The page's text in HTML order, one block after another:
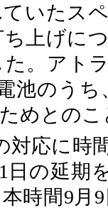
いたス
上げに
。アト
池のうち
めとの
対応に時
日の延期
時間9月